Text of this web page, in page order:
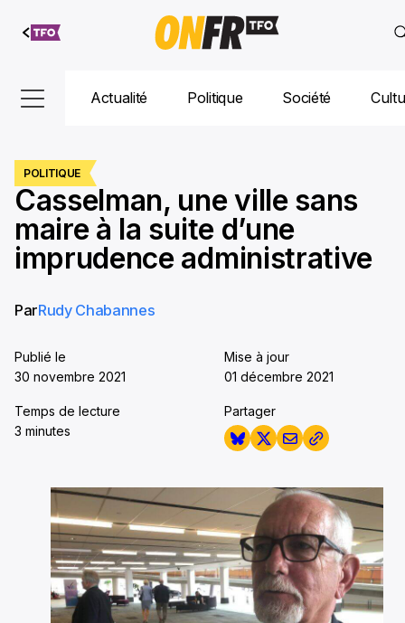
Aller au
contenu
Actualité Politique Société
POLITIQUE
Casselman, une ville sans
maire à la suite d’une
imprudence administrative
ParRudy Chabannes
Publié le
30 novembre 2021
Mise à jour
01 décembre 2021
Temps de lecture
3 minutes
Partager